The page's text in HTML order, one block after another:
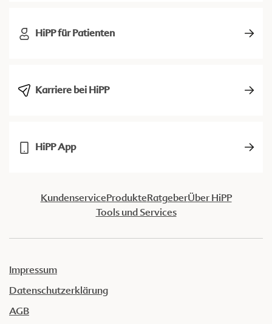
HiPP für Patienten
Karriere bei HiPP
HiPP App
KundenserviceProdukteRatgeberÜber HiPP
Tools und Services
Impressum
Datenschutzerklärung
AGB